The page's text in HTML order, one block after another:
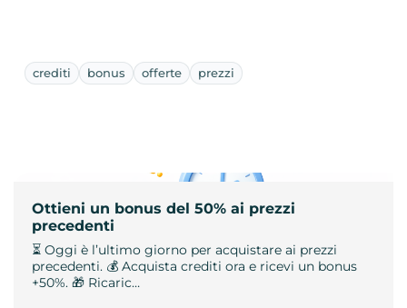
crediti bonus offerte prezzi
Ottieni un bonus del 50% ai prezzi
precedenti
⏳ Oggi è l’ultimo giorno per acquistare ai prezzi
precedenti. 💰 Acquista crediti ora e ricevi un bonus
+50%. 🎁 Ricaric…